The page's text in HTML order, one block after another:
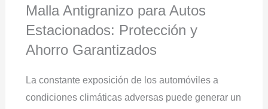
Malla Antigranizo para Autos
Estacionados: Protección y
Ahorro Garantizados
La constante exposición de los automóviles a
condiciones climáticas adversas puede generar un